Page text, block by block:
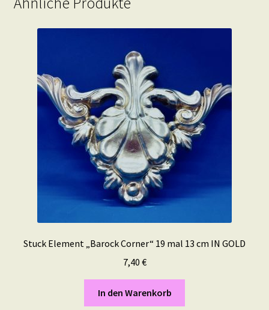
Stuck Element „Barock Corner“ 19 mal 13 cm IN GOLD
7,40 €
In den Warenkorb